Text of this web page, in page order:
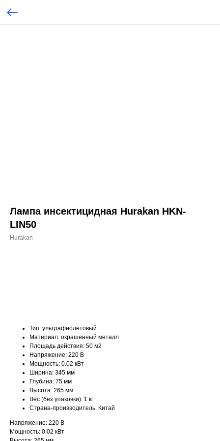
Лампа инсектицидная Hurakan HKN-
LIN50
Hurakan
Тип: ультрафиолетовый
Материал: окрашенный металл
Площадь действия: 50 м2
Напряжение: 220 В
Мощность: 0.02 кВт
Ширина: 345 мм
Глубина: 75 мм
Высота: 265 мм
Вес (без упаковки): 1 кг
Страна-производитель: Китай
Напряжение: 220 В
Мощность: 0.02 кВт